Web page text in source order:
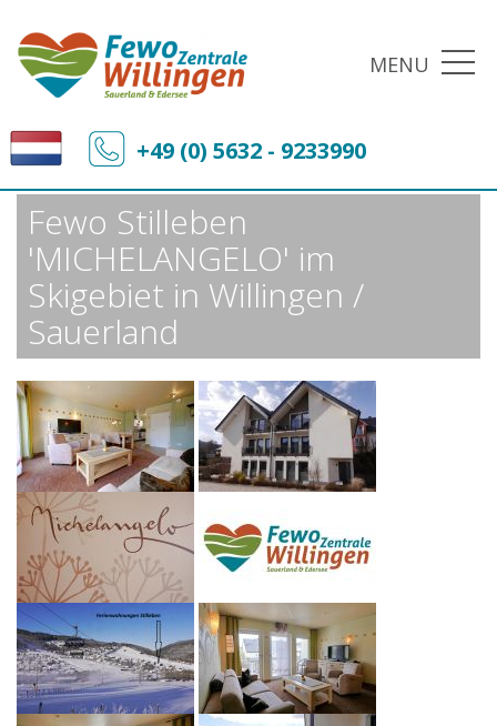
MENU
+49 (0) 5632 - 9233990
Fewo-Zentrale Willingen
Sonderangebote
Fewo Stilleben 'MICHELANGELO' im Skigebiet in Willingen / Sauerland
Fewo Stilleben
'MICHELANGELO' im
Skigebiet in Willingen /
Sauerland